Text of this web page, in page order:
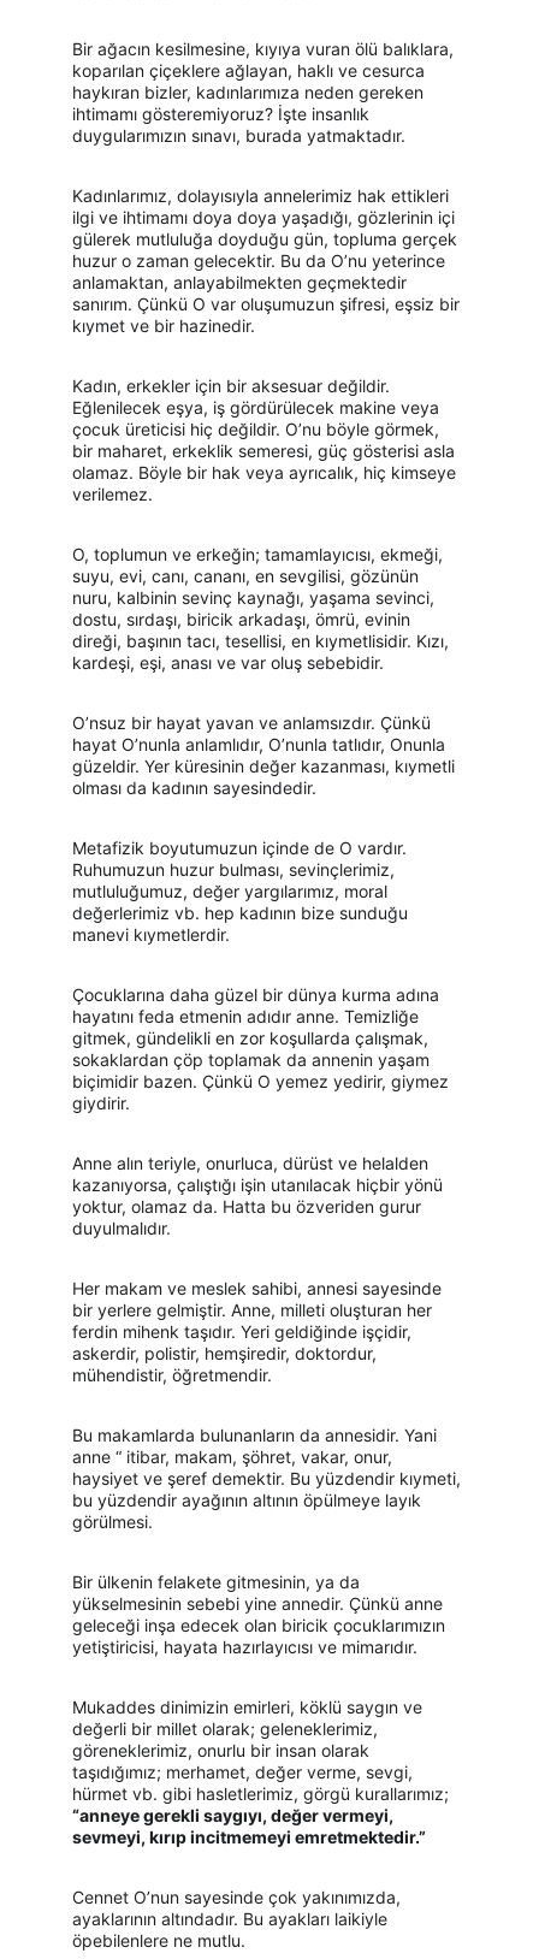
Bir ağacın kesilmesine, kıyıya vuran ölü balıklara,
koparılan çiçeklere ağlayan, haklı ve cesurca
haykıran bizler, kadınlarımıza neden gereken
ihtimamı gösteremiyoruz? İşte insanlık
duygularımızın sınavı, burada yatmaktadır.
Kadınlarımız, dolayısıyla annelerimiz hak ettikleri
ilgi ve ihtimamı doya doya yaşadığı, gözlerinin içi
gülerek mutluluğa doyduğu gün, topluma gerçek
huzur o zaman gelecektir. Bu da O’nu yeterince
anlamaktan, anlayabilmekten geçmektedir
sanırım. Çünkü O var oluşumuzun şifresi, eşsiz bir
kıymet ve bir hazinedir.
Kadın, erkekler için bir aksesuar değildir.
Eğlenilecek eşya, iş gördürülecek makine veya
çocuk üreticisi hiç değildir. O’nu böyle görmek,
bir maharet, erkeklik semeresi, güç gösterisi asla
olamaz. Böyle bir hak veya ayrıcalık, hiç kimseye
verilemez.
O, toplumun ve erkeğin; tamamlayıcısı, ekmeği,
suyu, evi, canı, cananı, en sevgilisi, gözünün
nuru, kalbinin sevinç kaynağı, yaşama sevinci,
dostu, sırdaşı, biricik arkadaşı, ömrü, evinin
direği, başının tacı, tesellisi, en kıymetlisidir. Kızı,
kardeşi, eşi, anası ve var oluş sebebidir.
O’nsuz bir hayat yavan ve anlamsızdır. Çünkü
hayat O’nunla anlamlıdır, O’nunla tatlıdır, Onunla
güzeldir. Yer küresinin değer kazanması, kıymetli
olması da kadının sayesindedir.
Metafizik boyutumuzun içinde de O vardır.
Ruhumuzun huzur bulması, sevinçlerimiz,
mutluluğumuz, değer yargılarımız, moral
değerlerimiz vb. hep kadının bize sunduğu
manevi kıymetlerdir.
Çocuklarına daha güzel bir dünya kurma adına
hayatını feda etmenin adıdır anne. Temizliğe
gitmek, gündelikli en zor koşullarda çalışmak,
sokaklardan çöp toplamak da annenin yaşam
biçimidir bazen. Çünkü O yemez yedirir, giymez
giydirir.
Anne alın teriyle, onurluca, dürüst ve helalden
kazanıyorsa, çalıştığı işin utanılacak hiçbir yönü
yoktur, olamaz da. Hatta bu özveriden gurur
duyulmalıdır.
Her makam ve meslek sahibi, annesi sayesinde
bir yerlere gelmiştir. Anne, milleti oluşturan her
ferdin mihenk taşıdır. Yeri geldiğinde işçidir,
askerdir, polistir, hemşiredir, doktordur,
mühendistir, öğretmendir.
Bu makamlarda bulunanların da annesidir. Yani
anne “ itibar, makam, şöhret, vakar, onur,
haysiyet ve şeref demektir. Bu yüzdendir kıymeti,
bu yüzdendir ayağının altının öpülmeye layık
görülmesi.
Bir ülkenin felakete gitmesinin, ya da
yükselmesinin sebebi yine annedir. Çünkü anne
geleceği inşa edecek olan biricik çocuklarımızın
yetiştiricisi, hayata hazırlayıcısı ve mimarıdır.
Mukaddes dinimizin emirleri, köklü saygın ve
değerli bir millet olarak; geleneklerimiz,
göreneklerimiz, onurlu bir insan olarak
taşıdığımız; merhamet, değer verme, sevgi,
hürmet vb. gibi hasletlerimiz, görgü kurallarımız;
“anneye gerekli saygıyı, değer vermeyi,
sevmeyi, kırıp incitmemeyi emretmektedir.”
Cennet O’nun sayesinde çok yakınımızda,
ayaklarının altındadır. Bu ayakları laikiyle
öpebilenlere ne mutlu.